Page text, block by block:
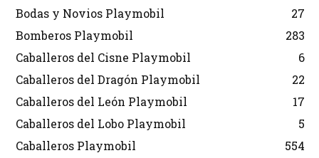
Bodas y Novios Playmobil
27
Bomberos Playmobil
283
Caballeros del Cisne Playmobil
6
Caballeros del Dragón Playmobil
22
Caballeros del León Playmobil
17
Caballeros del Lobo Playmobil
5
Caballeros Playmobil
554